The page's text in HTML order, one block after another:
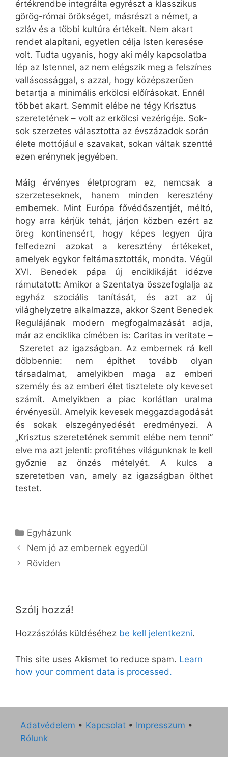
értékrendbe integrálta egyrészt a klasszikus
görög-római örökséget, másrészt a német, a
szláv és a többi kultúra értékeit. Nem akart
rendet alapítani, egyetlen célja Isten keresése
volt. Tudta ugyanis, hogy aki mély kapcsolatba
lép az Istennel, az nem elégszik meg a felszínes
vallásossággal, s azzal, hogy középszerűen
betartja a minimális erkölcsi előírásokat. Ennél
többet akart. Semmit elébe ne tégy Krisztus
szeretetének – volt az erkölcsi vezérigéje. Sok-
sok szerzetes választotta az évszázadok során
élete mottójául e szavakat, sokan váltak szentté
ezen erénynek jegyében.
Máig érvényes életprogram ez, nemcsak a
szerzeteseknek, hanem minden keresztény
embernek. Mint Európa fővédőszentjét, méltó,
hogy arra kérjük tehát, járjon közben ezért az
öreg kontinensért, hogy képes legyen újra
felfedezni azokat a keresztény értékeket,
amelyek egykor feltámasztották, mondta. Végül
XVI. Benedek pápa új enciklikáját idézve
rámutatott: Amikor a Szentatya összefoglalja az
egyház szociális tanítását, és azt az új
világhelyzetre alkalmazza, akkor Szent Benedek
Regulájának modern megfogalmazását adja,
már az enciklika címében is: Caritas in veritate –
Szeretet az igazságban. Az embernek rá kell
döbbennie: nem építhet tovább olyan
társadalmat, amelyikben maga az emberi
személy és az emberi élet tisztelete oly keveset
számít. Amelyikben a piac korlátlan uralma
érvényesül. Amelyik kevesek meggazdagodását
és sokak elszegényedését eredményezi. A
„Krisztus szeretetének semmit elébe nem tenni”
elve ma azt jelenti: profitéhes világunknak le kell
győznie az önzés mételyét. A kulcs a
szeretetben van, amely az igazságban ölthet
testet.
Kategória
Egyházunk
Nem jó az embernek egyedül
Röviden
Szólj hozzá!
Hozzászólás küldéséhez be kell jelentkezni.
This site uses Akismet to reduce spam. Learn
how your comment data is processed.
Adatvédelem • Kapcsolat • Impresszum •
Rólunk